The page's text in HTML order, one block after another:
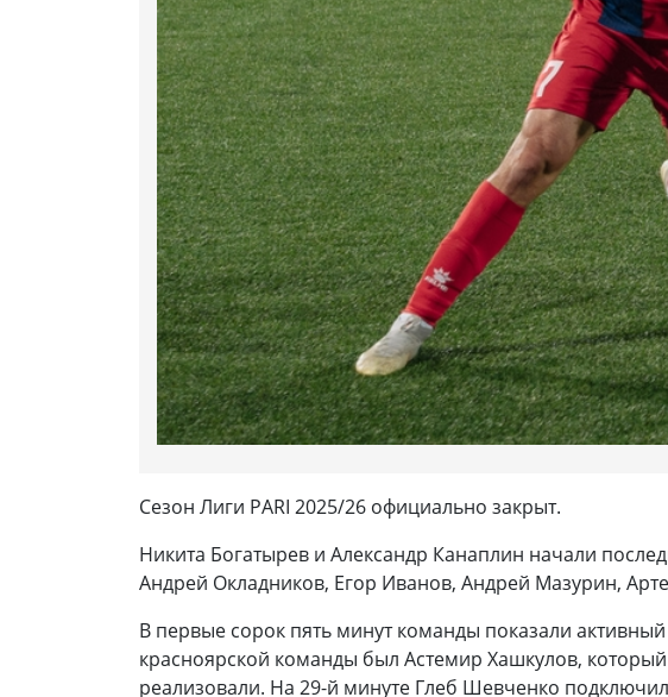
Сезон Лиги PARI 2025/26 официально закрыт.
Никита Богатырев и Александр Канаплин начали
Андрей Окладников, Егор Иванов, Андрей Мазурин,
В первые сорок пять минут команды показали
красноярской команды был Астемир Хашкулов,
реализовали. На 29-й минуте Глеб Шевченко